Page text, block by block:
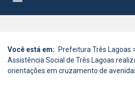
Você está em: Prefeitura Três Lagoas
Assistência Social de Três Lagoas
orientações em cruzamento de